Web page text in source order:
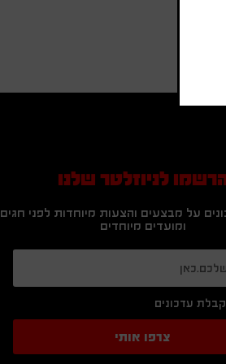
לניוזלטר שלנו
על מבצעים והצעות מיוחדות לפני חגים
ומועדים מיוחדים
עדכונים
צרפו אותי